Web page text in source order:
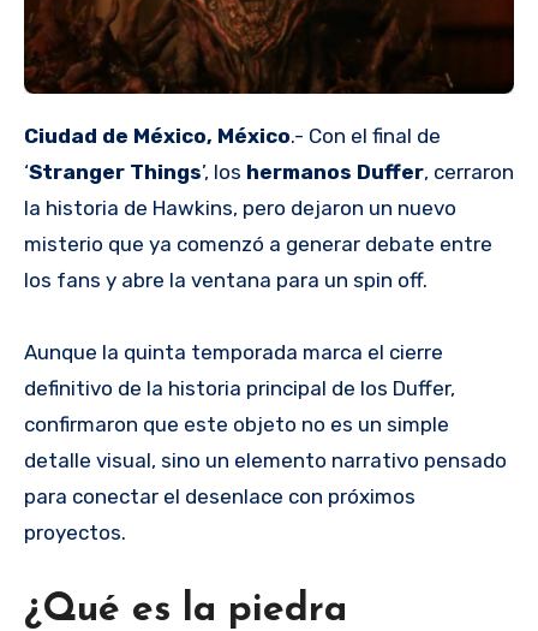
Ciudad de México, México.- Con el final de
‘Stranger Things’, los hermanos Duffer, cerraron
la historia de Hawkins, pero dejaron un nuevo
misterio que ya comenzó a generar debate entre
los fans y abre la ventana para un spin off.
Aunque la quinta temporada marca el cierre
definitivo de la historia principal de los Duffer,
confirmaron que este objeto no es un simple
detalle visual, sino un elemento narrativo pensado
para conectar el desenlace con próximos
proyectos.
¿Qué es la piedra